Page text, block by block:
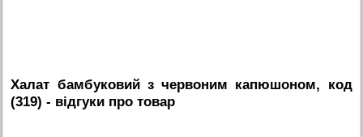
Халат бамбуковий з червоним капюшоном, код
(319) - вiдгуки про товар